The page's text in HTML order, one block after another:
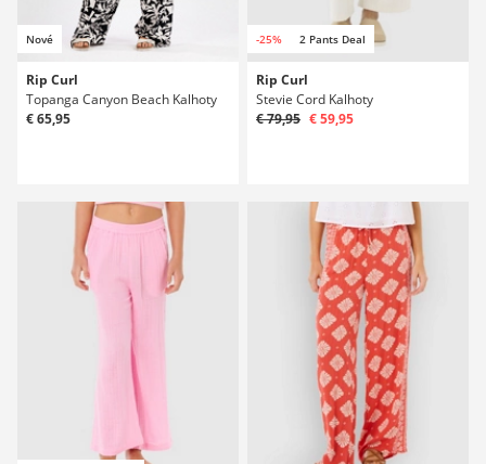
Nové
Rip Curl
Topanga Canyon Beach Kalhoty
€ 65,95
-25% 2 Pants Deal
Rip Curl
Stevie Cord Kalhoty
€ 79,95 € 59,95